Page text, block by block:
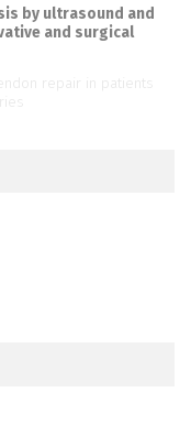
by ultrasound and
and surgical
repair in patients
in young adult and